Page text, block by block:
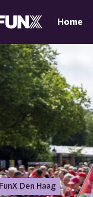
Home
FunX Den Haag